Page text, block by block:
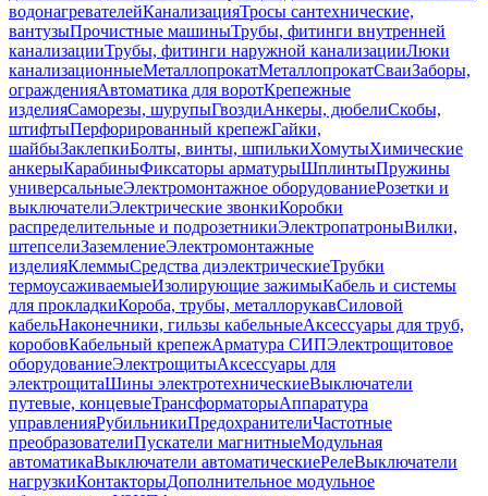
водонагревателейКанализацияТросы сантехнические,
вантузыПрочистные машиныТрубы, фитинги внутренней
канализацииТрубы, фитинги наружной канализацииЛюки
канализационныеМеталлопрокатМеталлопрокатСваиЗаборы,
огражденияАвтоматика для воротКрепежные
изделияСаморезы, шурупыГвоздиАнкеры, дюбелиСкобы,
штифтыПерфорированный крепежГайки,
шайбыЗаклепкиБолты, винты, шпилькиХомутыХимические
анкерыКарабиныФиксаторы арматурыШплинтыПружины
универсальныеЭлектромонтажное оборудованиеРозетки и
выключателиЭлектрические звонкиКоробки
распределительные и подрозетникиЭлектропатроныВилки,
штепселиЗаземлениеЭлектромонтажные
изделияКлеммыСредства диэлектрическиеТрубки
термоусаживаемыеИзолирующие зажимыКабель и системы
для прокладкиКороба, трубы, металлорукавСиловой
кабельНаконечники, гильзы кабельныеАксессуары для труб,
коробовКабельный крепежАрматура СИПЭлектрощитовое
оборудованиеЭлектрощитыАксессуары для
электрощитаШины электротехническиеВыключатели
путевые, концевыеТрансформаторыАппаратура
управленияРубильникиПредохранителиЧастотные
преобразователиПускатели магнитныеМодульная
автоматикаВыключатели автоматическиеРелеВыключатели
нагрузкиКонтакторыДополнительное модульное